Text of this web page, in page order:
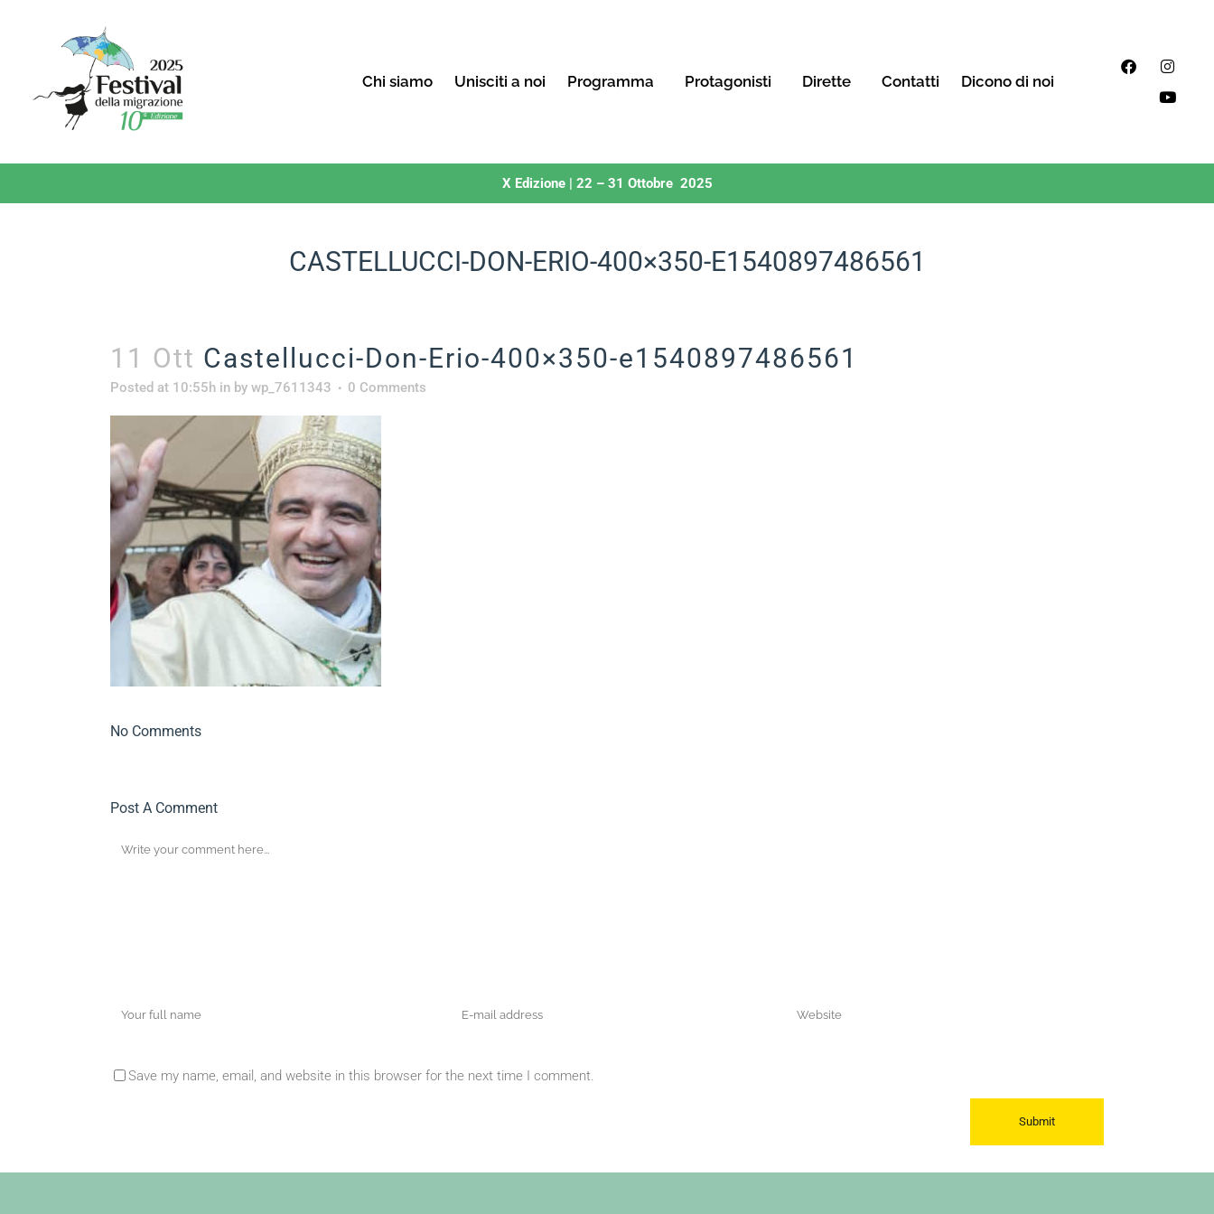
Chi siamo Unisciti a noi Programma Protagonisti Dirette Contatti Dicono di noi
X Edizione | 22 – 31 Ottobre 2025
CASTELLUCCI-DON-ERIO-400×350-E1540897486561
11 Ott Castellucci-Don-Erio-400×350-e1540897486561
Posted at 10:55h in by wp_7611343 0 Comments
No Comments
Post A Comment
Save my name, email, and website in this browser for the next time I comment.